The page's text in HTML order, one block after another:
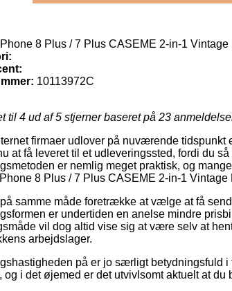
8 Plus / 7 Plus CASEME 2-in-1
10113972C
til 4 ud af 5 stjerner baseret på 23
firmaer udlover på nuværende
at få leveret til et udleveringssted, fordi du
er nemlig meget praktisk, og
8 Plus / 7 Plus CASEME 2-in-1
samme måde foretrække at vælge at få
er undertiden en anelse mindre
vil dog altid vise sig at være selv at
arbejdslager.
på er jo særligt betydningsfuld
og i det øjemed er det utvivlsomt aktuelt at